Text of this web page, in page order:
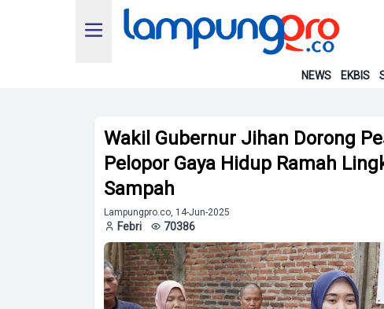
NEWS EKBIS
Wakil Gubernur Jihan Dorong
Pelopor Gaya Hidup Ramah
Sampah
Lampungpro.co, 14-Jun-2025
Febri 70386